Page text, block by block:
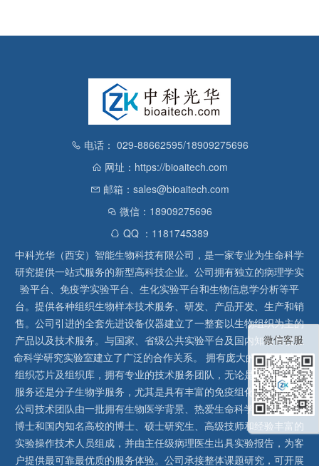
电话： 029-88662595/18909275696
网址：https://bioaitech.com
邮箱：sales@bioaitech.com
微信：18909275696
QQ ：1181745389
中科光华（西安）智能生物科技有限公司，是一家专业为生命科学
研究提供一站式服务的新型高科技企业。公司拥有独立的病理学实
验平台、免疫学实验平台、生化实验平台和生物信息学分析等平
台。提供各种组织生物样本技术服务、研发、产品开发、生产和销
售。公司引进的全套先进设备仪器建立了一整套以生物组织为主的
产品以及技术服务。与国家、省级公共实验平台及国内知名高校生
命科学研究实验室建立了广泛的合作关系。 拥有庞大的石蜡、冰冻
组织芯片及组织库，拥有专业的技术服务团队，无论是形态病理学
服务还是分子生物学服务，尤其是具有丰富的免疫组化实验经验，
公司技术团队由一批拥有生物医学背景、热爱生命科学研究的留美
博士和国内知名高校的博士、硕士研究生、高级技师和经验丰富的
实验操作技术人员组成，并由主任级病理医生出具实验报告，为客
户提供最可靠最优质的服务体验。公司承接整体课题研究，可开展
微信客服